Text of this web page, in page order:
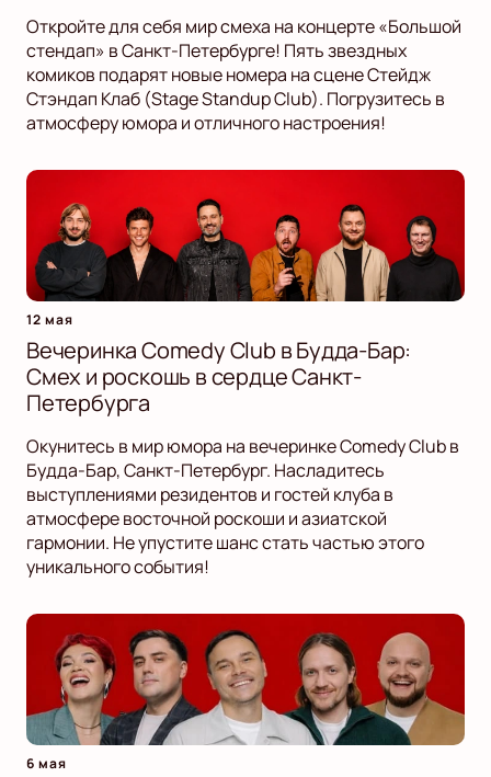
Откройте для себя мир смеха на концерте «Большой
стендап» в Санкт-Петербурге! Пять звездных
комиков подарят новые номера на сцене Стейдж
Стэндап Клаб (Stage Standup Club). Погрузитесь в
атмосферу юмора и отличного настроения!
12 мая
Вечеринка Comedy Club в Будда-Бар:
Смех и роскошь в сердце Санкт-
Петербурга
Окунитесь в мир юмора на вечеринке Comedy Club в
Будда-Бар, Санкт-Петербург. Насладитесь
выступлениями резидентов и гостей клуба в
атмосфере восточной роскоши и азиатской
гармонии. Не упустите шанс стать частью этого
уникального события!
6 мая